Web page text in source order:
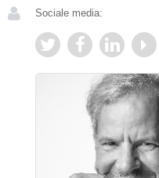
Sociale media: